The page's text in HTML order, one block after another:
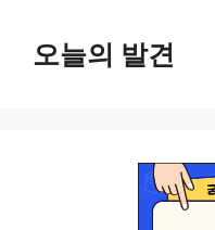
오늘의 발견